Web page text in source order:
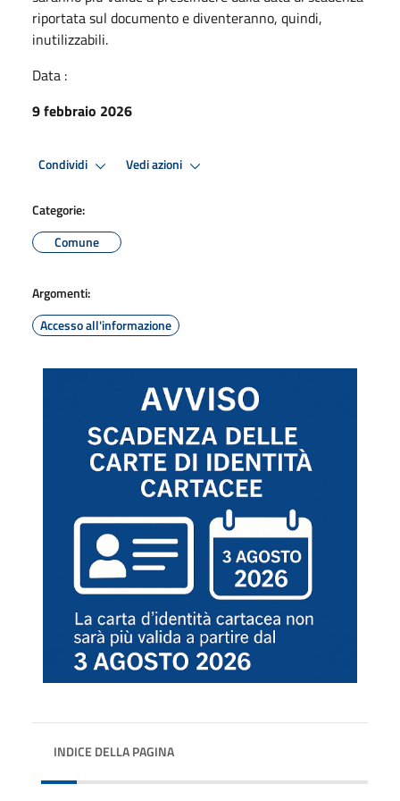
riportata sul documento e diventeranno, quindi,
inutilizzabili.
Data :
9 febbraio 2026
Condividi Vedi azioni
Categorie:
Comune
Argomenti:
Accesso all'informazione
INDICE DELLA PAGINA